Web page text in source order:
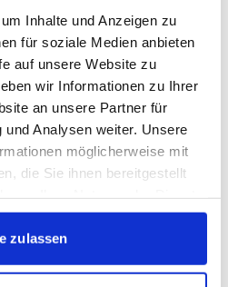
Inhalte und Anzeigen zu
für soziale Medien anbieten
auf unsere Website zu
wir Informationen zu Ihrer
an unsere Partner für
Analysen weiter. Unsere
möglicherweise mit
die Sie ihnen bereitgestellt
zulassen
SAISON